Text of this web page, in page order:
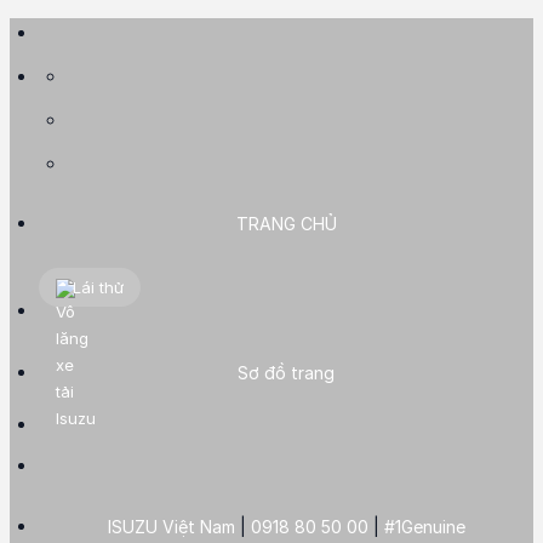
Skip
TRANG CHỦ
Lái thử
Sơ đồ trang
ISUZU Việt Nam 0918 80 50 00 #1Genuine